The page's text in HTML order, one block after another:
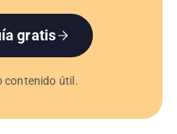
gratis
contenido útil.